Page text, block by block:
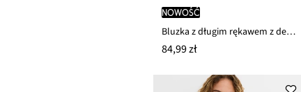
nowość
Bluzka z długim rękawem z dekoltem karo
84,99 zł